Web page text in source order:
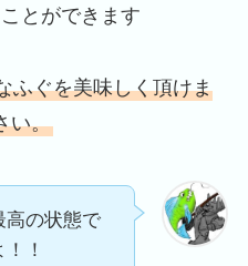
とができます
ふぐを美味しく頂けま
い。
高の状態で
！